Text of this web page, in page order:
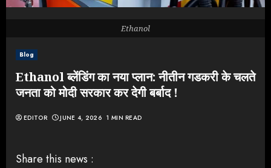
Blog
Ethanol ब्लेंडिंग का नया प्लान: नीतीन गडकरी के चलते
जनता को मोदी सरकार कर देगी बर्बाद !
EDITOR JUNE 4, 2026 1 MIN READ
Ethanol
Share this news :